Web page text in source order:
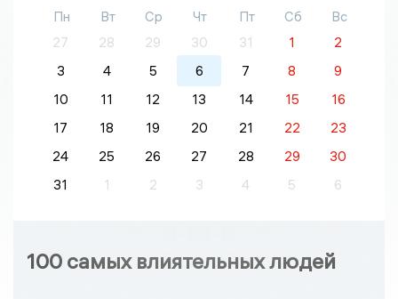
Пн Вт Ср Чт Пт Сб
Вс
27
28 29 30 31 1
2
3
4 5 6 7 8
9
10
11 12 13 14 15
16
17
18 19 20 21 22
23
24
25 26 27 28 29
30
31
1 2 3 4 5 6
100 самых влиятельных людей